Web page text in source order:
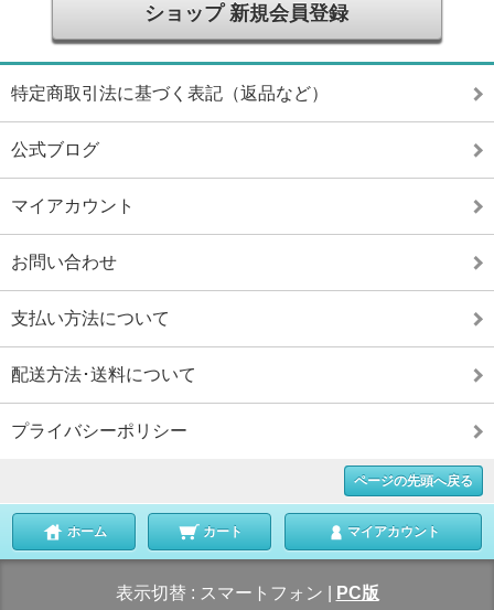
ショップ 新規会員登録
特定商取引法に基づく表記（返品など）
公式ブログ
マイアカウント
お問い合わせ
支払い方法について
配送方法･送料について
プライバシーポリシー
ページの先頭へ戻る
ホーム カート マイアカウント
表示切替 : スマートフォン PC版